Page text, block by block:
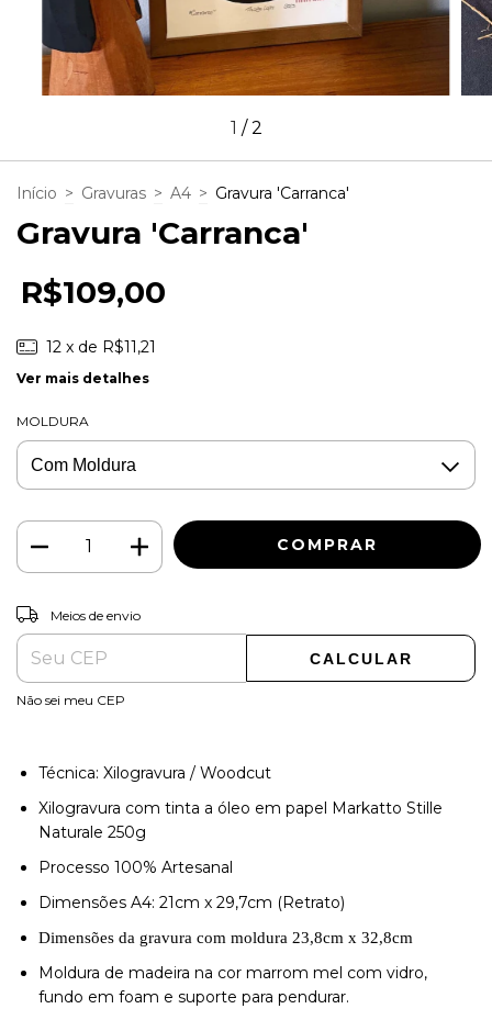
1 /2
Início > Gravuras > A4 > Gravura 'Carranca'
Gravura 'Carranca'
R$109,00
12 x de R$11,21
Ver mais detalhes
MOLDURA
Entregas para o CEP:
Meios de envio
CALCULAR
Não sei meu CEP
Técnica: Xilogravura / Woodcut
Xilogravura com tinta a óleo em papel Markatto Stille
Naturale 250g
Processo 100% Artesanal
Dimensões A4: 21cm x 29,7cm (Retrato)
Dimensões da gravura com moldura 23,8cm x 32,8cm
Moldura de madeira na cor marrom mel com vidro,
fundo em foam e suporte para pendurar.